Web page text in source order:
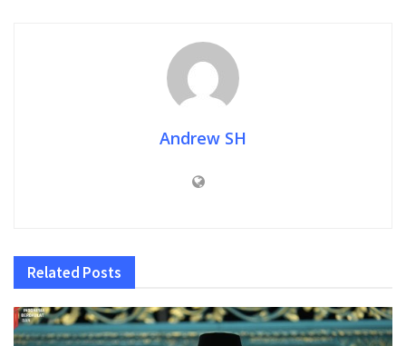
Andrew SH
Related Posts